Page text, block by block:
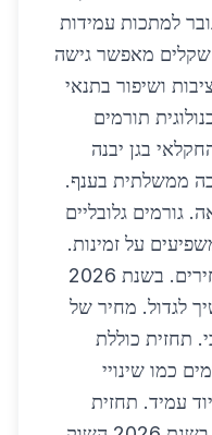
ביקוש גובר למתכות עמידות
בפני קורוזיה. מחיר של 4100 שקלים מאפשר גישה
ושיפור בתנאי
תורמים
2026 השוק החקלאי בגן יבנה
ממשלתית בענף.
גורמים גלובליים
על זמינות.
תחזית צופה עלייה מתונה במחירים. בשנת 2026
לגדול. מחיר של
תחזית כוללת
כמו שינויי
עמיד. תחזית